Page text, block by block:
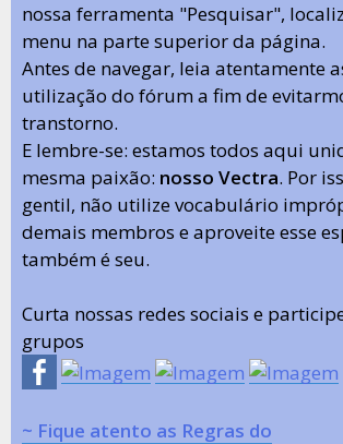
nossa ferramenta "Pesquisar",
menu na parte superior da página.
Antes de navegar, leia atentamente
utilização do fórum a fim de
transtorno.
E lembre-se: estamos todos aqui
mesma paixão: nosso Vectra. Por
gentil, não utilize vocabulário
demais membros e aproveite esse
também é seu.
Curta nossas redes sociais e
grupos
~ Fique atento as Regras do